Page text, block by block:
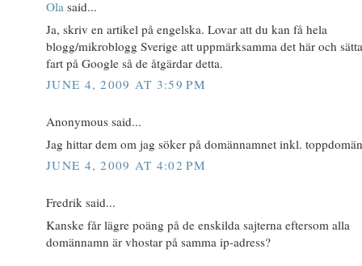
Ola said...
Ja, skriv en artikel på engelska. Lovar att du kan få hela
blogg/mikroblogg Sverige att uppmärksamma det här och
fart på Google så de åtgärdar detta.
JUNE 4, 2009 AT 3:59 PM
Anonymous said...
Jag hittar dem om jag söker på domännamnet inkl.
JUNE 4, 2009 AT 4:02 PM
Fredrik said...
Kanske får lägre poäng på de enskilda sajterna eftersom alla
domännamn är vhostar på samma ip-adress?